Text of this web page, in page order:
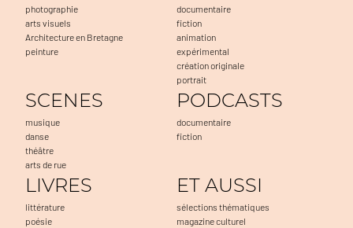
photographie
arts visuels
Architecture en Bretagne
peinture
documentaire
fiction
animation
expérimental
création originale
portrait
SCENES
musique
danse
théâtre
arts de rue
PODCASTS
documentaire
fiction
LIVRES
littérature
poésie
ET AUSSI
sélections thématiques
magazine culturel